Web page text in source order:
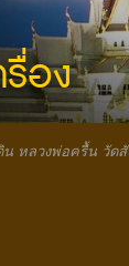
รื่อง
หลวงพ่อครื้น วัดสั